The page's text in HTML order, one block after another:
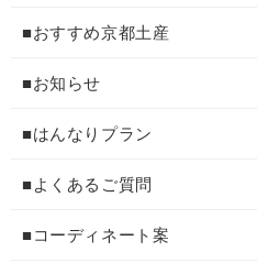
■おすすめ京都土産
■お知らせ
■はんなりプラン
■よくあるご質問
■コーディネート案